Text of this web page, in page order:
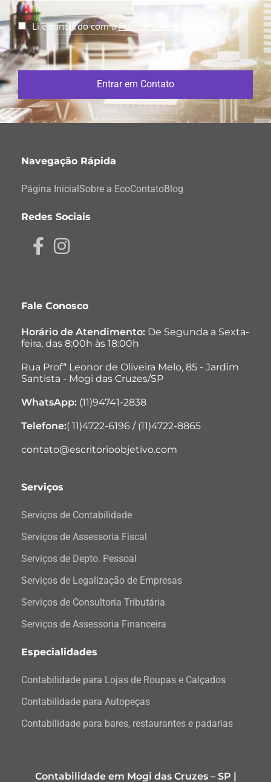
Li e concordo com aPolítica de Privacidade
Entrar em Contato
Navegação Rápida
Página InicialSobre a EcoContatoBlog
Redes Sociais
Fale Conosco
Horário de Atendimento: De Segunda a Sexta-
feira, das 8:00h às 18:00h
Rua Profª Leonor de Oliveira Melo, 85 - Jardim
Santista - Mogi das Cruzes/SP
WhatsApp: (11)94741-2838
Telefone:( 11)4722-6196 / (11)4722-8865
contato@escritorioobjetivo.com
Serviços
Serviços de Contabilidade
Serviços de Assessoria Fiscal
Serviços de Depto. Pessoal
Serviços de Legalização de Empresas
Serviços de Consultoria Tributária
Serviços de Assessoria Financeira
Especialidades
Contabilidade para Lojas de Roupas e Calçados
Contabilidade para Autopeças
Contabilidade para bares, restaurantes e padarias
Contabilidade em Mogi das Cruzes – SP |